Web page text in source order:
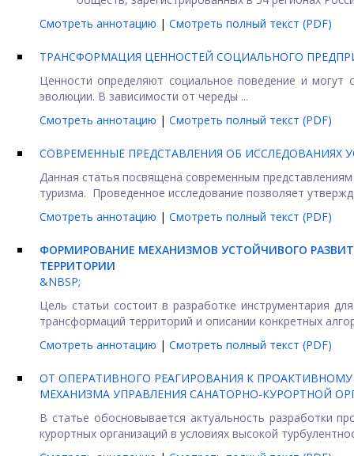
Смотреть аннотацию | Смотреть полный текст (PDF)
ТРАНСФОРМАЦИЯ ЦЕННОСТЕЙ СОЦИАЛЬНОГО
Ценности определяют социальное поведение и
эволюции. В зависимости от череды ...
Смотреть аннотацию | Смотреть полный текст (PDF)
СОВРЕМЕННЫЕ ПРЕДСТАВЛЕНИЯ ОБ ИССЛЕДОВАНИЯХ
Данная статья посвящена современным
туризма. Проведенное исследование позволяет
Смотреть аннотацию | Смотреть полный текст (PDF)
ФОРМИРОВАНИЕ МЕХАНИЗМОВ УСТОЙЧИВОГО
ТЕРРИТОРИИ
&NBSP;
Цель статьи состоит в разработке инструментария
трансформаций территорий и описании конкретных
Смотреть аннотацию | Смотреть полный текст (PDF)
ОТ ОПЕРАТИВНОГО РЕАГИРОВАНИЯ К
МЕХАНИЗМА УПРАВЛЕНИЯ САНАТОРНО-КУРОРТНОЙ
В статье обосновывается актуальность разработки
курортных организаций в условиях высокой